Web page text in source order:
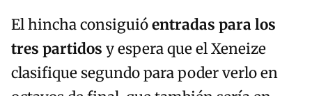
El hincha consiguióentradas para los
tres partidos y espera que el Xeneize
clasifique segundo para poder verlo en